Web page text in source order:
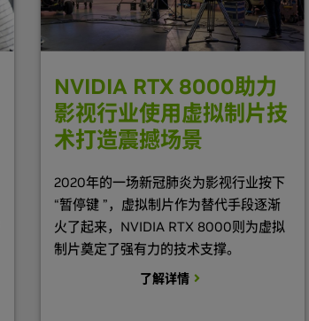
NVIDIA RTX 8000助力
影视行业使用虚拟制片技
术打造震撼场景
2020年的一场新冠肺炎为影视行业按下
“暂停键 ”，虚拟制片作为替代手段逐渐
火了起来，NVIDIA RTX 8000则为虚拟
制片奠定了强有力的技术支撑。
了解详情